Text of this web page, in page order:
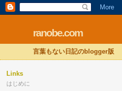
ranobe.com
言葉もない日記のblogger版
Links
はじめに